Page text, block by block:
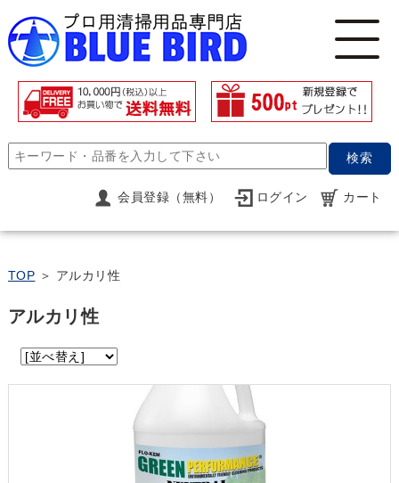
検索
会員登録（無料） ログイン カート
TOP ＞ アルカリ性
アルカリ性